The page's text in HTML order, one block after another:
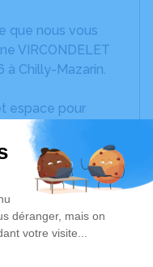
que nous vous
VIRCONDELET
à Chilly-Mazarin.
espace pour
des photos
vos pensées
Cet endroit
honorer la
hommage est